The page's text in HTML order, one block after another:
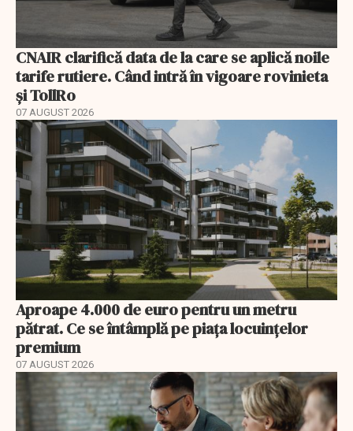
CNAIR clarifică data de la care se aplică noile
tarife rutiere. Când intră în vigoare rovinieta
și TollRo
07 AUGUST 2026
Aproape 4.000 de euro pentru un metru
pătrat. Ce se întâmplă pe piața locuințelor
premium
07 AUGUST 2026